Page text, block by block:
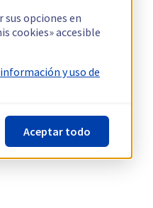
opciones en
cookies» accesible
y uso de
Aceptar todo